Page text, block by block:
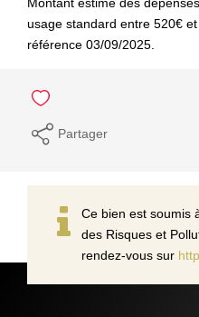
usage standard entre 520€
référence 03/09/2025.
Partager
Ce bien est soumis
des Risques et
rendez-vous sur